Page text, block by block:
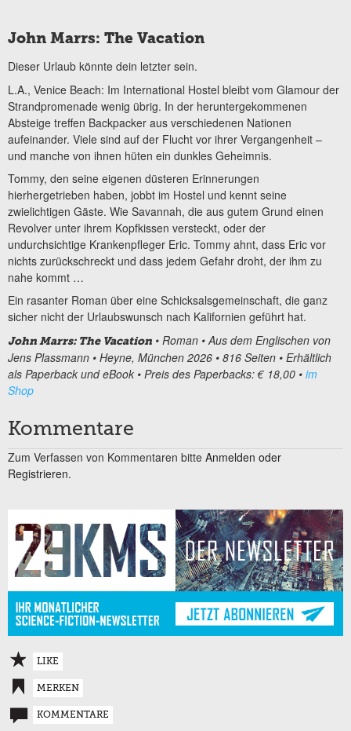
John Marrs: The Vacation
Dieser Urlaub könnte dein letzter sein.
L.A., Venice Beach: Im International Hostel bleibt vom Glamour der
Strandpromenade wenig übrig. In der heruntergekommenen
Absteige treffen Backpacker aus verschiedenen Nationen
aufeinander. Viele sind auf der Flucht vor ihrer Vergangenheit –
und manche von ihnen hüten ein dunkles Geheimnis.
Tommy, den seine eigenen düsteren Erinnerungen
hierhergetrieben haben, jobbt im Hostel und kennt seine
zwielichtigen Gäste. Wie Savannah, die aus gutem Grund einen
Revolver unter ihrem Kopfkissen versteckt, oder der
undurchsichtige Krankenpfleger Eric. Tommy ahnt, dass Eric vor
nichts zurückschreckt und dass jedem Gefahr droht, der ihm zu
nahe kommt …
Ein rasanter Roman über eine Schicksalsgemeinschaft, die ganz
sicher nicht der Urlaubswunsch nach Kalifornien geführt hat.
John Marrs: The Vacation • Roman • Aus dem Englischen von
Jens Plassmann • Heyne, München 2026 • 816 Seiten • Erhältlich
als Paperback und eBook • Preis des Paperbacks: € 18,00 • im
Shop
Kommentare
Zum Verfassen von Kommentaren bitte Anmelden oder
Registrieren.
LIKE
MERKEN
KOMMENTARE